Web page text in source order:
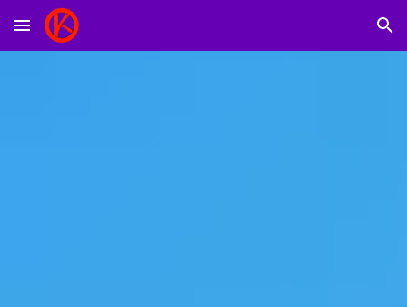
Skip to main content Skip to navigation